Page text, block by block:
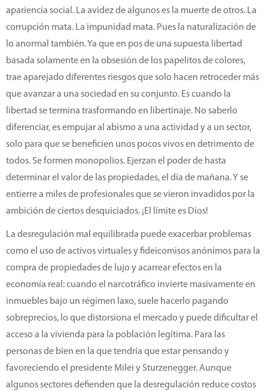
apariencia social. La avidez de algunos es la muerte de otros. La
corrupción mata. La impunidad mata. Pues la naturalización de
lo anormal también. Ya que en pos de una supuesta libertad
basada solamente en la obsesión de los papelitos de colores,
trae aparejado diferentes riesgos que solo hacen retroceder más
que avanzar a una sociedad en su conjunto. Es cuando la
libertad se termina trasformando en libertinaje. No saberlo
diferenciar, es empujar al abismo a una actividad y a un sector,
solo para que se beneficien unos pocos vivos en detrimento de
todos. Se formen monopolios. Ejerzan el poder de hasta
determinar el valor de las propiedades, el día de mañana. Y se
entierre a miles de profesionales que se vieron invadidos por la
ambición de ciertos desquiciados. ¡El límite es Dios!
La desregulación mal equilibrada puede exacerbar problemas
como el uso de activos virtuales y fideicomisos anónimos para la
compra de propiedades de lujo y acarrear efectos en la
economía real: cuando el narcotráfico invierte masivamente en
inmuebles bajo un régimen laxo, suele hacerlo pagando
sobreprecios, lo que distorsiona el mercado y puede dificultar el
acceso a la vivienda para la población legítima. Para las
personas de bien en la que tendría que estar pensando y
favoreciendo el presidente Milei y Sturzenegger. Aunque
algunos sectores defienden que la desregulación reduce costos